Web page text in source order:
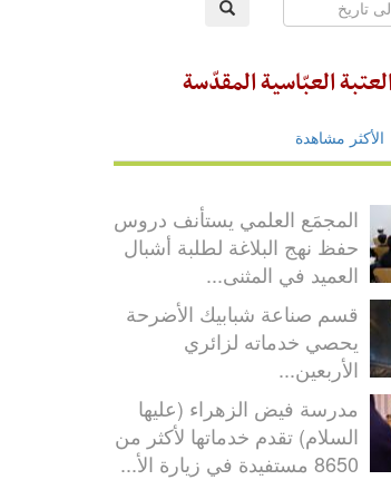
العبّاسية المقدّسة
الأكثر مشاهدة
المجمَع العلمي يستأنف دروس
حفظ نهج البلاغة لطلبة أشبال
العميد في المثنى...
قسم صناعة شبابيك الأضرحة
يحصي خدماته لزائري
الأربعين...
مدرسة فيض الزهراء (عليها
السلام) تقدم خدماتها لأكثر من
8650 مستفيدة في زيارة الأ...